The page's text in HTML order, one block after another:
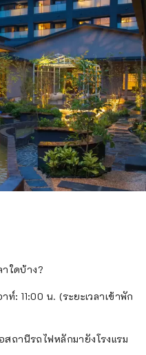
าใดบ้าง?
ท์: 11:00 น. (ระยะเวลาเข้าพัก
ถานีรถไฟหลักมายังโรงแรม